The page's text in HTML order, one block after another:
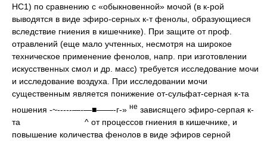
НС1) по сравнению с «обыкновенной» мочой (в к-рой
выводятся в виде эфиро-серных к-т фенолы, образующиеся
вследствие гниения в кишечнике). При защите от проф.
отравлений (еще мало учтенных, несмотря на широкое
техническое применение фенолов, напр. при изготовлении
искусственных смол и др. масс) требуется исследование мочи
и исследование воздуха. При исследовании мочи
существенным является понижение от-сульфат-серная к-та
ношения -~-----—-—■——-г-» не зависящего эфиро-серпая к-
та
^ от процессов гниения в кишечнике, и
повышение количества фенолов в виде эфиров серной